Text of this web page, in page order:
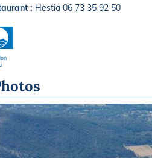
: Hestia 06 73 35 92 50